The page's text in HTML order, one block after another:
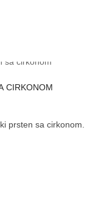
CIRKONOM
prsten sa cirkonom.